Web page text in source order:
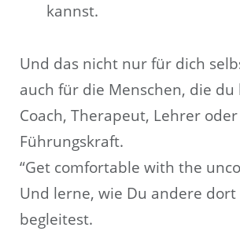
kannst.
Und das nicht nur für dich
auch für die Menschen, die du
Coach, Therapeut, Lehrer oder
Führungskraft.
“Get comfortable with the
Und lerne, wie Du andere dort
begleitest.